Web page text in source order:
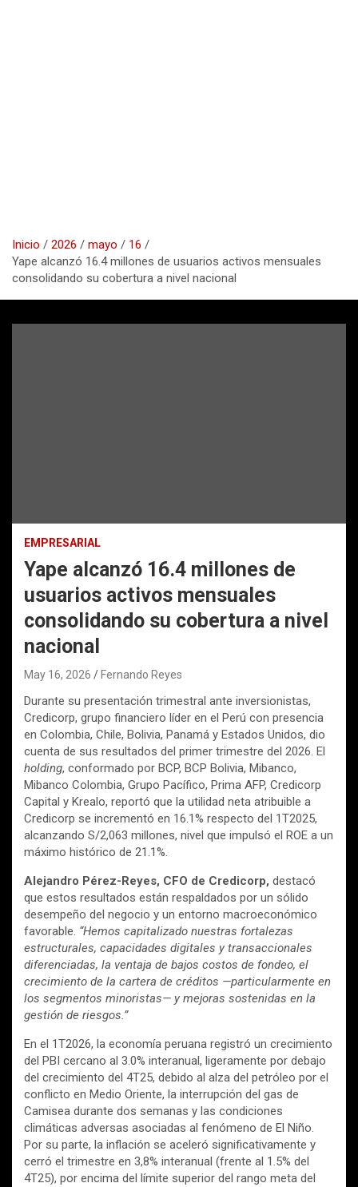
Inicio 2026 mayo
16
Yape alcanzó 16.4 millones de usuarios activos mensuales
consolidando su cobertura a nivel nacional
EMPRESARIAL
Yape alcanzó 16.4 millones de
usuarios activos mensuales
consolidando su cobertura a nivel
nacional
May 16, 2026 Fernando Reyes
Durante su presentación trimestral ante inversionistas,
Credicorp, grupo financiero líder en el Perú con presencia
en Colombia, Chile, Bolivia, Panamá y Estados Unidos, dio
cuenta de sus resultados del primer trimestre del 2026. El
holding, conformado por BCP, BCP Bolivia, Mibanco,
Mibanco Colombia, Grupo Pacífico, Prima AFP, Credicorp
Capital y Krealo, reportó que la utilidad neta atribuible a
Credicorp se incrementó en 16.1% respecto del 1T2025,
alcanzando S/2,063 millones, nivel que impulsó el ROE a un
máximo histórico de 21.1%.
Alejandro Pérez-Reyes, CFO de Credicorp, destacó
que estos resultados están respaldados por un sólido
desempeño del negocio y un entorno macroeconómico
favorable. “Hemos capitalizado nuestras fortalezas
estructurales, capacidades digitales y transaccionales
diferenciadas, la ventaja de bajos costos de fondeo, el
crecimiento de la cartera de créditos —particularmente en
los segmentos minoristas— y mejoras sostenidas en la
gestión de riesgos.”
En el 1T2026, la economía peruana registró un crecimiento
del PBI cercano al 3.0% interanual, ligeramente por debajo
del crecimiento del 4T25, debido al alza del petróleo por el
conflicto en Medio Oriente, la interrupción del gas de
Camisea durante dos semanas y las condiciones
climáticas adversas asociadas al fenómeno de El Niño.
Por su parte, la inflación se aceleró significativamente y
cerró el trimestre en 3,8% interanual (frente al 1.5% del
4T25), por encima del límite superior del rango meta del